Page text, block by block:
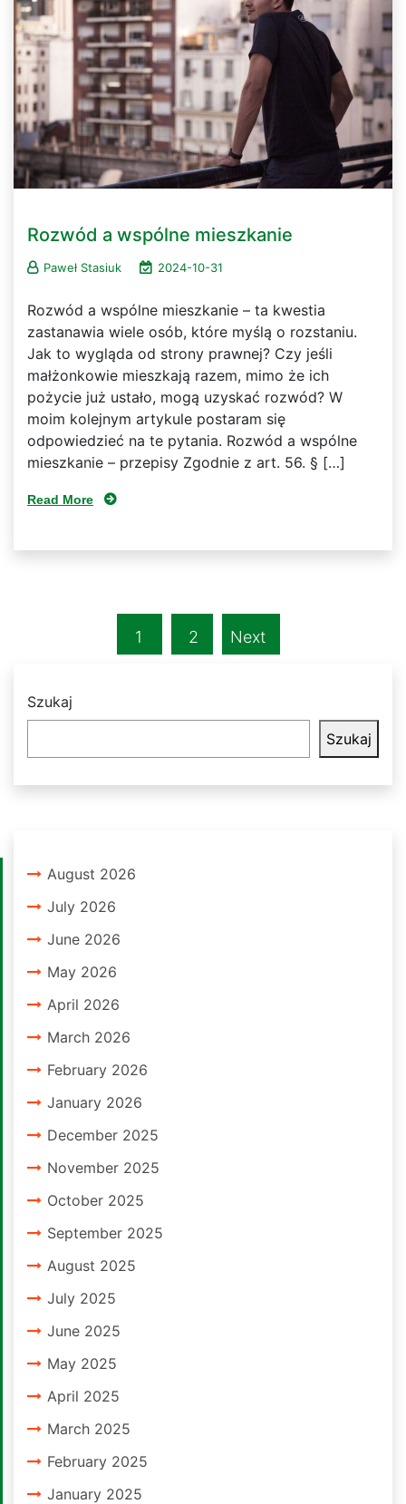
Rozwód a wspólne mieszkanie
Paweł Stasiuk 2024-10-31
Rozwód a wspólne mieszkanie – ta kwestia
zastanawia wiele osób, które myślą o rozstaniu.
Jak to wygląda od strony prawnej? Czy jeśli
małżonkowie mieszkają razem, mimo że ich
pożycie już ustało, mogą uzyskać rozwód? W
moim kolejnym artykule postaram się
odpowiedzieć na te pytania. Rozwód a wspólne
mieszkanie – przepisy Zgodnie z art. 56. § […]
Read More
1 2 Next
Szukaj
Szukaj
August 2026
July 2026
June 2026
May 2026
April 2026
March 2026
February 2026
January 2026
December 2025
November 2025
October 2025
September 2025
August 2025
July 2025
June 2025
May 2025
April 2025
March 2025
February 2025
January 2025